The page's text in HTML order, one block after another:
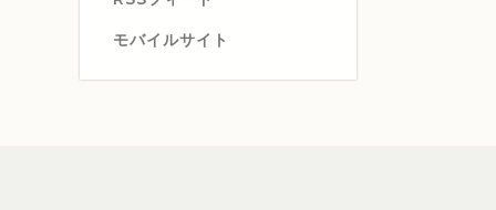
モバイルサイト